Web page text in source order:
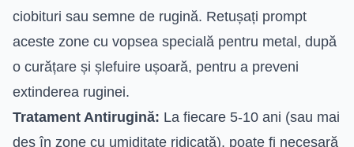
ciobituri sau semne de rugină. Retușați prompt
aceste zone cu vopsea specială pentru metal, după
o curățare și șlefuire ușoară, pentru a preveni
extinderea ruginei.
Tratament Antirugină: La fiecare 5-10 ani (sau mai
des în zone cu umiditate ridicată), poate fi necesară